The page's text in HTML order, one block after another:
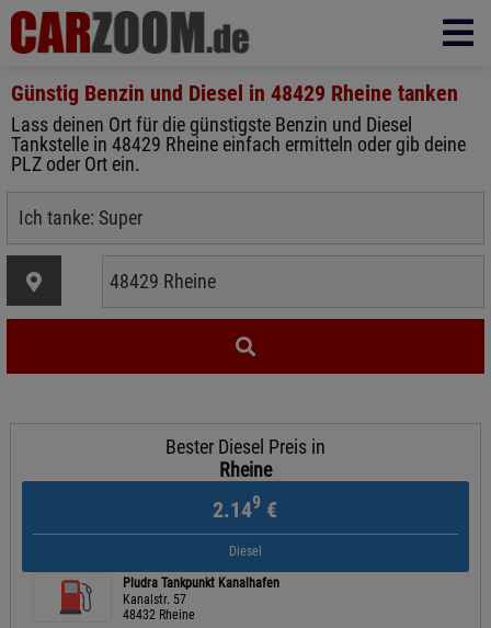
Günstig Benzin und Diesel in 48429 Rheine tanken
Lass deinen Ort für die günstigste Benzin und Diesel
Tankstelle in 48429 Rheine einfach ermitteln oder gib deine
PLZ oder Ort ein.
Bester Diesel Preis in
Rheine
2.149 €
Diesel
Pludra Tankpunkt Kanalhafen
Kanalstr. 57
48432 Rheine